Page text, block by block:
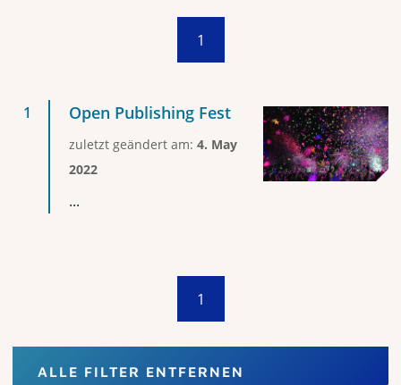
1
Open Publishing Fest
zuletzt geändert am: 4. May
2022
...
1
ALLE FILTER ENTFERNEN